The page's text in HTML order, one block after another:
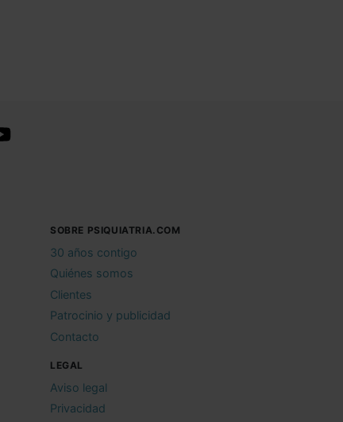
SOBRE PSIQUIATRIA.COM
30 años contigo
Quiénes somos
Clientes
Patrocinio y publicidad
Contacto
LEGAL
Aviso legal
Privacidad